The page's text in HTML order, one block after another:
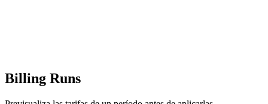
Billing Runs